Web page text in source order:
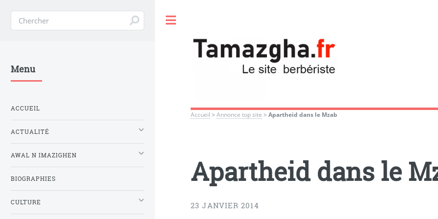
Accueil >Annonce top site >Apartheid dans le Mzab
Apartheid dans le
23 JANVIER 2014
Menu
ACCUEIL
ACTUALITÉ
AWAL N IMAZIGHEN
BIOGRAPHIES
CULTURE